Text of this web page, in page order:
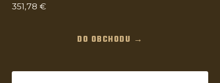
351,78 €
DO OBCHODU →